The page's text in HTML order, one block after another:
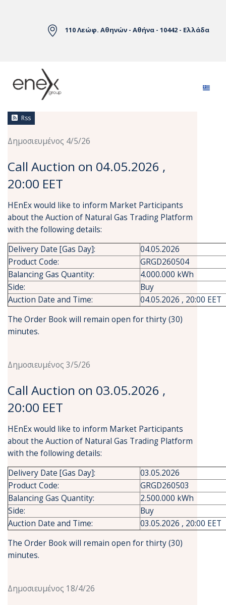
110 Λεώφ. Αθηνών - Αθήνα - 10442 - Ελλάδα
Ειδήσεις
Rss
Δημοσιευμένος 4/5/26
Call Auction on 04.05.2026 ,
20:00 EET
HEnEx would like to inform Market Participants
about the Auction of Natural Gas Trading Platform
with the following details:
Delivery Date [Gas Day]:
04.05.2026
Product Code:
GRGD260504
Balancing Gas Quantity:
4.000.000 kWh
Side:
Buy
Auction Date and Time:
04.05.2026 , 20:00 EET
The Order Book will remain open for thirty (30)
minutes.
Δημοσιευμένος 3/5/26
Call Auction on 03.05.2026 ,
20:00 EET
HEnEx would like to inform Market Participants
about the Auction of Natural Gas Trading Platform
with the following details:
Delivery Date [Gas Day]:
03.05.2026
Product Code:
GRGD260503
Balancing Gas Quantity:
2.500.000 kWh
Side:
Buy
Auction Date and Time:
03.05.2026 , 20:00 EET
The Order Book will remain open for thirty (30)
minutes.
Δημοσιευμένος 18/4/26